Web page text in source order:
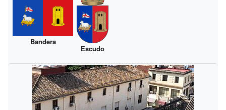
Bandera
Escudo